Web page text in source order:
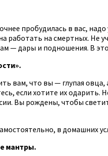
пробудилась в вас,
работать на смертных. Не
— дары и подношения. В
вам, что вы — глупая
если хотите их
Вы рождены, чтобы
в домашних
мантры.